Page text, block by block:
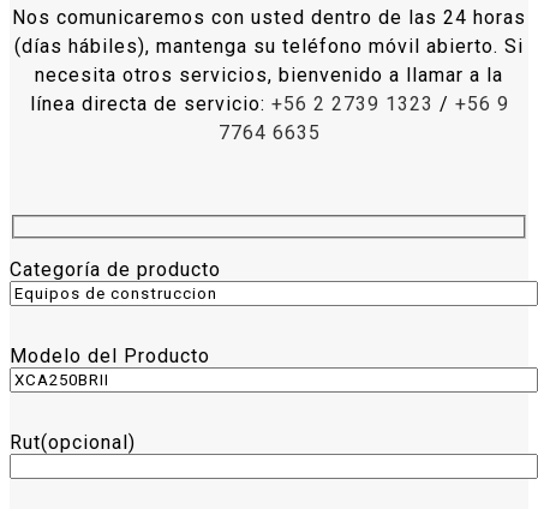
Nos comunicaremos con usted dentro de las 24 horas
(días hábiles), mantenga su teléfono móvil abierto. Si
necesita otros servicios, bienvenido a llamar a la
línea directa de servicio: +56 2 2739 1323 / +56 9
7764 6635
Categoría de producto
Modelo del Producto
Rut(opcional)